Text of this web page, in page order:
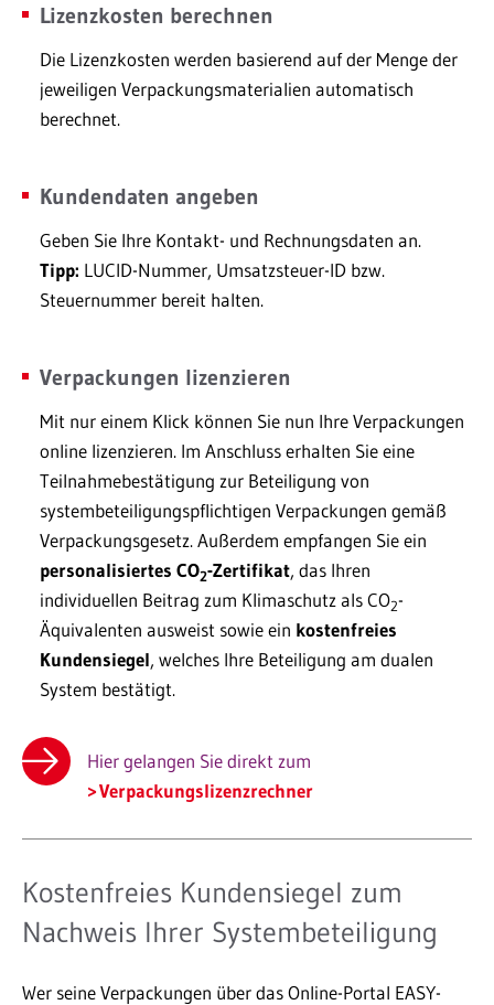
Lizenzkosten berechnen
Die Lizenzkosten werden basierend auf der Menge der
jeweiligen Verpackungsmaterialien automatisch
berechnet.
Kundendaten angeben
Geben Sie Ihre Kontakt- und Rechnungsdaten an.
Tipp: LUCID-Nummer, Umsatzsteuer-ID bzw.
Steuernummer bereit halten.
Verpackungen lizenzieren
Mit nur einem Klick können Sie nun Ihre Verpackungen
online lizenzieren. Im Anschluss erhalten Sie eine
Teilnahmebestätigung zur Beteiligung von
systembeteiligungspflichtigen Verpackungen gemäß
Verpackungsgesetz. Außerdem empfangen Sie ein
personalisiertes CO2-Zertifikat, das Ihren
individuellen Beitrag zum Klimaschutz als CO2-
Äquivalenten ausweist sowie ein kostenfreies
Kundensiegel, welches Ihre Beteiligung am dualen
System bestätigt.
Hier gelangen Sie direkt zum
Verpackungslizenzrechner
Kostenfreies Kundensiegel zum
Nachweis Ihrer Systembeteiligung
Wer seine Verpackungen über das Online-Portal EASY-